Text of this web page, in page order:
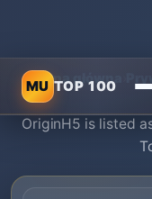
MU TOP 100
Strona główna
OriginH5 is listed